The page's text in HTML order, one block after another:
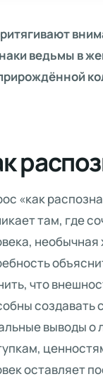
ведьмы в
«как
там, где
что
создавать
выводы о
оставляет